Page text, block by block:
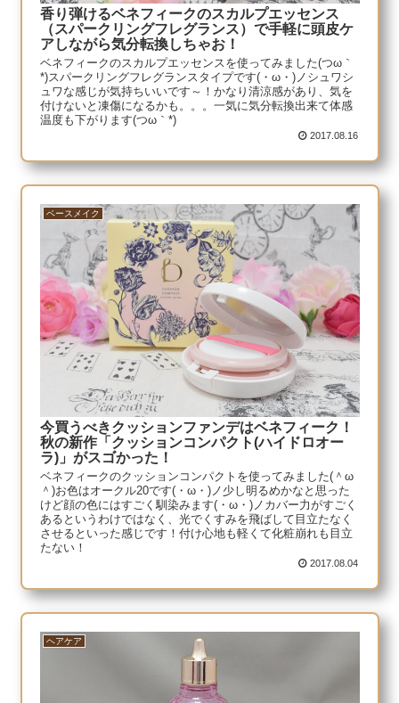
香り弾けるベネフィークのスカルプエッセンス
（スパークリングフレグランス）で手軽に頭皮ケ
アしながら気分転換しちゃお！
ベネフィークのスカルプエッセンスを使ってみました(つω｀
*)スパークリングフレグランスタイプです(・ω・)ノシュワシ
ュワな感じが気持ちいいです～！かなり清涼感があり、気を
付けないと凍傷になるかも。。。一気に気分転換出来て体感
温度も下がります(つω｀*)
2017.08.16
ベースメイク
今買うべきクッションファンデはベネフィーク！
秋の新作「クッションコンパクト(ハイドロオー
ラ)」がスゴかった！
ベネフィークのクッションコンパクトを使ってみました(＾ω
＾)お色はオークル20です(・ω・)ノ少し明るめかなと思った
けど顔の色にはすごく馴染みます(・ω・)ノカバー力がすごく
あるというわけではなく、光でくすみを飛ばして目立たなく
させるといった感じです！付け心地も軽くて化粧崩れも目立
たない！
2017.08.04
ヘアケア